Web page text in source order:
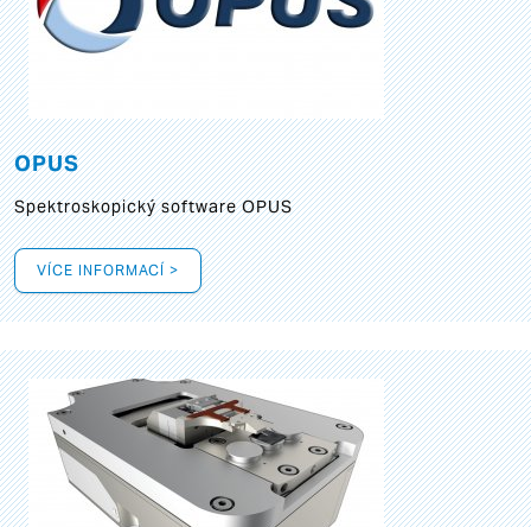
OPUS
Spektroskopický software OPUS
VÍCE INFORMACÍ >